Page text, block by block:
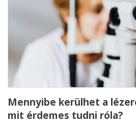
Mennyibe kerülhet a
mit érdemes tudni róla?